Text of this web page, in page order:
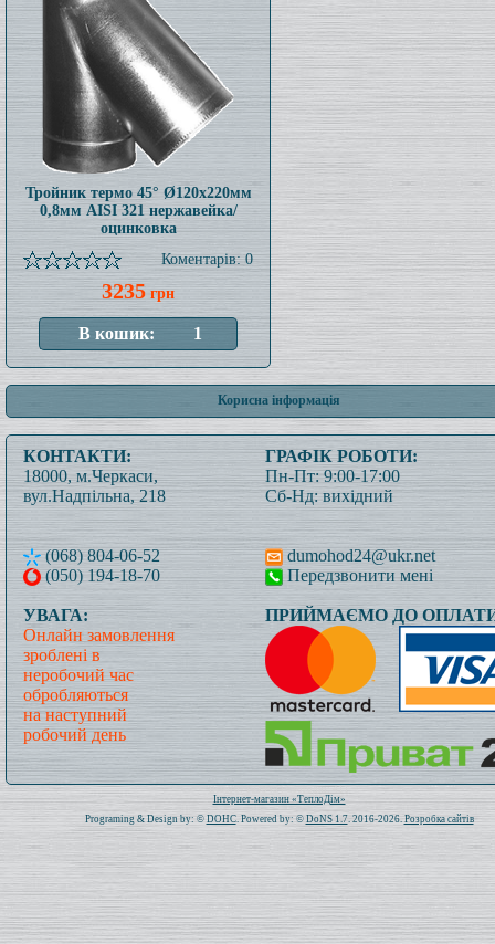
Тройник термо 45° Ø120x220мм
0,8мм AISI 321 нержавейка/
оцинковка
Коментарів: 0
3235 грн
Корисна інформація
КОНТАКТИ:
18000, м.Черкаси,
вул.Надпільна, 218
(068) 804-06-52
(050) 194-18-70
ГРАФІК РОБОТИ:
Пн-Пт: 9:00-17:00
Сб-Нд: вихідний
dumohod24@ukr.net
Передзвонити мені
УВАГА:
Онлайн замовлення
зроблені в
неробочий час
обробляються
на наступний
робочий день
ПРИЙМАЄМО ДО
Всього: 1019494 Сьогодні: 411
Інтернет-магазин «ТеплоДім»
Programing & Design by: © DOHC. Powered by: © DoNS 1.7. 2016-2026. Розробка сайтів